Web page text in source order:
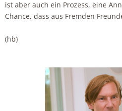
ist aber auch ein Prozess, eine
Chance, dass aus Fremden
(hb)